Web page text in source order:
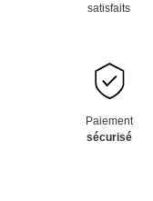
satisfaits
Paiement
sécurisé